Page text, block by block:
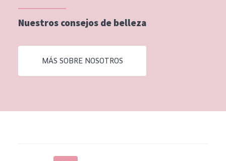
Piel mixata o grasa
Piel madura
Piel expuesta al sol
Piel menopáusica
Todas las edades
Nuestros consejos de belleza
MÁS SOBRE NOSOTROS